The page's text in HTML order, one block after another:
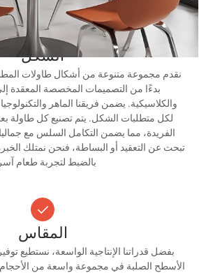
الشكل
نقدم مجموعة متنوعة من أشكال طاولات
بدءًا من التصميمات المخصصة المعقدة إلى
والكلاسيكية. يضمن فريقنا الماهر والتكنولوجيا
لكل متطلبات الشكل. يتم تصنيع كل طاولة
الفريدة، مما يضمن التكامل السلس مع
تبحث عن التعقيد أو البساطة، فنحن نمتلك الخبرة
بالضبط لتجربة طعام آسرة.
المقاس
بفضل قدراتنا الإنتاجية الواسعة، نستطيع
الأسطح الصلبة في مجموعة واسعة من الأحجام